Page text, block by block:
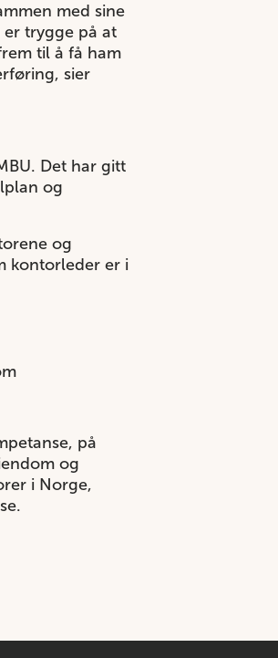
med sine
trygge på at
til å få ham
sier
Det har gitt
og
og
kontorleder er i
på
og
i Norge,